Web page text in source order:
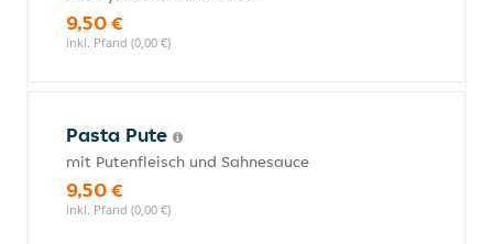
9,50 €
inkl. Pfand (0,00 €)
Pasta Pute
mit Putenfleisch und Sahnesauce
9,50 €
inkl. Pfand (0,00 €)